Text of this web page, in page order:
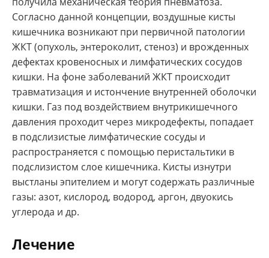
Согласно данной концепции, воздушные кисты
кишечника возникают при первичной патологии
ЖКТ (опухоль, энтероколит, стеноз) и врожденных
дефектах кровеносных и лимфатических сосудов
кишки. На фоне заболеваний ЖКТ происходит
травматизация и истончение внутренней оболочки
кишки. Газ под воздействием внутрикишечного
давления проходит через микродефекты, попадает
в подслизистые лимфатические сосуды и
распространяется с помощью перистальтики в
подслизистом слое кишечника. Кисты изнутри
выстланы эпителием и могут содержать различные
газы: азот, кислород, водород, аргон, двуокись
углерода и др.
Лечение